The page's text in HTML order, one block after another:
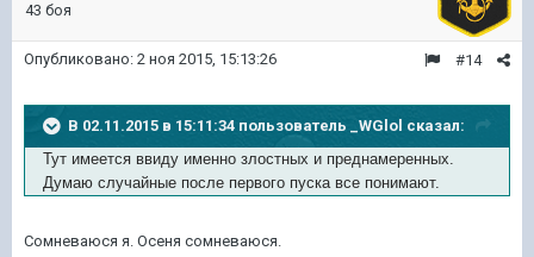
43 боя
#14
Опубликовано: 2 ноя 2015, 15:13:26
В 02.11.2015 в 15:11:34 пользователь _WGlol сказал:
Тут имеется ввиду именно злостных и преднамеренных.
Думаю случайные после первого пуска все понимают.
Сомневаюся я. Осеня сомневаюся.